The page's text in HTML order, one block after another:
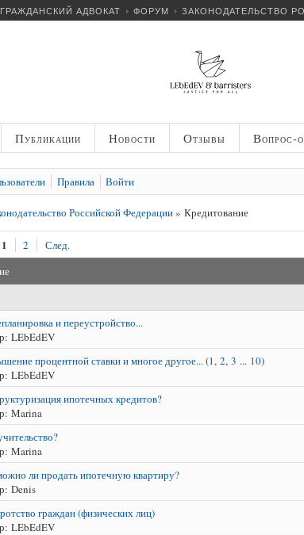
ГРАЖДАНСКИЙ АДВОКАТ ФОРУМ ЗАКОНОДАТЕЛЬСТВО
Публикации Новости Отзывы Вопрос-
Правила Войти
Российской Федерации» Кредитование
1 2
След.
и переустройство...
LEbEdEV
процентной ставки и многое другое... (1 , 2, 3 ... 10)
LEbEdEV
ипотечных кредитов?
Marina
Marina
ли продать ипотечную квартиру?
Denis
граждан (физических лиц)
LEbEdEV